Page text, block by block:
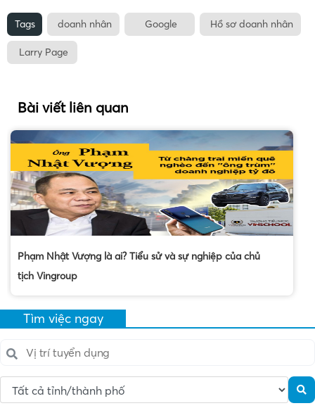
Tags doanh nhân Google Hồ sơ doanh nhân
Larry Page
Bài viết liên quan
Phạm Nhật Vượng là ai? Tiểu sử và sự nghiệp của chủ
tịch Vingroup
Tìm việc ngay